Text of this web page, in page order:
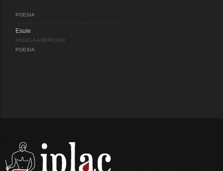
POESIA
Esule
ANGELA AMBROSINI
POESIA